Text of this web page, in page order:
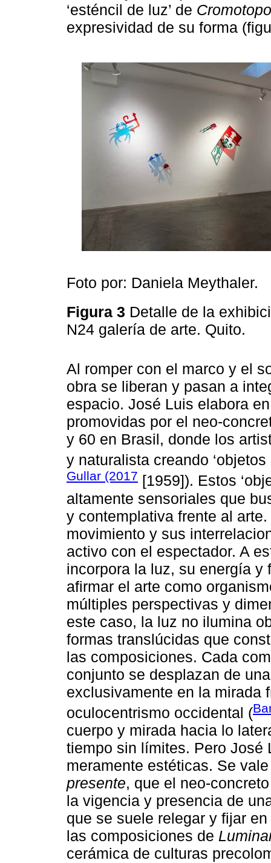
‘esténcil de luz’ de
expresividad de su forma
Foto por: Daniela Meythaler.
Figura 3 Detalle de la
N24 galería de arte. Quito.
Al romper con el marco y el
obra se liberan y pasan a
espacio. José Luis elabora
promovidas por el neo-
y 60 en Brasil, donde los
y naturalista creando
Gullar (2017 [1959]). Estos
altamente sensoriales que
y contemplativa frente al
movimiento y sus
activo con el espectador. A
incorpora la luz, su energía y
afirmar el arte como
múltiples perspectivas y
este caso, la luz no ilumina
formas translúcidas que
las composiciones. Cada
conjunto se desplazan de
exclusivamente en la mirada
oculocentrismo occidental (
cuerpo y mirada hacia lo
tiempo sin límites. Pero José
meramente estéticas. Se
presente, que el neo-
la vigencia y presencia de
que se suele relegar y fijar
las composiciones de
cerámica de culturas